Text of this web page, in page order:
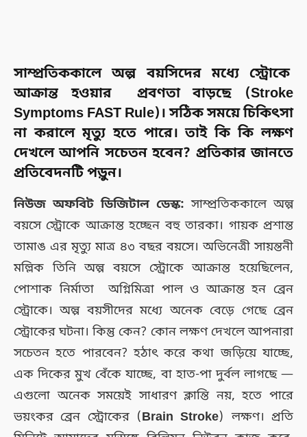
সাম্প্রতিককালে অল্প বয়সিদের মধ্যে স্ট্রোকে
আক্রান্ত হওয়ার প্রবণতা বাড়ছে (Stroke
Symptoms FAST Rule)। সঠিক সময়ে চিকিৎসা
না করালে মৃত্যু হতে পারে। তাই কি কি লক্ষণ
দেখলে আপনি সচেতন হবেন? প্রতিকার জানতে
প্রতিবেদনটি পড়ুন।
নিউজ অফবিট ডিজিটাল ডেস্ক: সাম্প্রতিককালে অল্প
বয়সে স্ট্রোকে আক্রান্ত হচ্ছেন বহু তারকা। গায়ক প্রশান্ত
তামাঙ এর মৃত্যু মাত্র ৪৩ বছর বয়সে। অভিনেত্রী সায়ন্তনী
মল্লিক তিনি অল্প বয়সে স্ট্রোকে আক্রান্ত হয়েছিলেন,
পোশাক নির্মাতা অগ্নিমিত্রা পাল ও আক্রান্ত হন ব্রেন
স্ট্রোকে। অল্প বয়সীদের মধ্যে অনেক বেড়ে গেছে ব্রেন
স্ট্রোকের ঘটনা। কিন্তু কেন? কোন লক্ষণ দেখলে আপনারা
সচেতন হতে পারবেন? হঠাৎ করে কথা জড়িয়ে যাচ্ছে,
এক দিকের মুখ বেঁকে যাচ্ছে, বা হাত-পা দুর্বল লাগছে —
এগুলো অনেক সময়েই সাধারণ ক্লান্তি নয়, হতে পারে
ভয়ংকর ব্রেন স্ট্রোকের (Brain Stroke) লক্ষণ। প্রতি